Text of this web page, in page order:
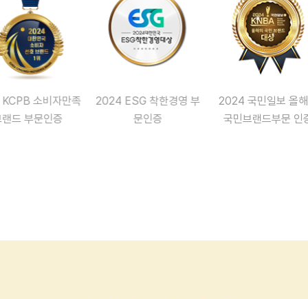
소비자만족
드 부문인증
2024 ESG 착한경영 부
문인증
2024 국민일보 올
국민브랜드부문 인